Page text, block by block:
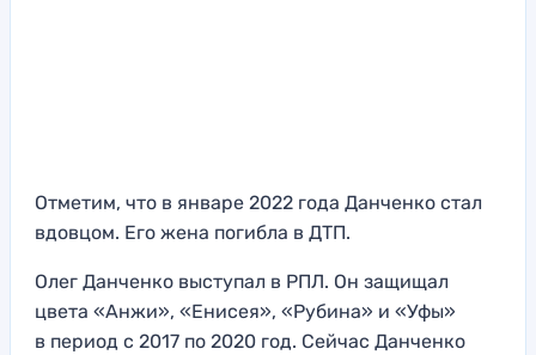
Отметим, что в январе 2022 года Данченко стал
вдовцом. Его жена погибла в ДТП.
Олег Данченко выступал в РПЛ. Он защищал
цвета «Анжи», «Енисея», «Рубина» и «Уфы»
в период с 2017 по 2020 год. Сейчас Данченко